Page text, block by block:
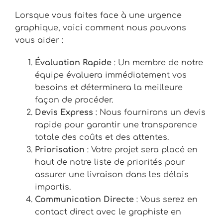
Lorsque vous faites face à une urgence
graphique, voici comment nous pouvons
vous aider :
Évaluation Rapide: Un membre de notre
équipe évaluera immédiatement vos
besoins et déterminera la meilleure
façon de procéder.
Devis Express : Nous fournirons un devis
rapide pour garantir une transparence
totale des coûts et des attentes.
Priorisation : Votre projet sera placé en
haut de notre liste de priorités pour
assurer une livraison dans les délais
impartis.
Communication Directe: Vous serez en
contact direct avec le graphiste en